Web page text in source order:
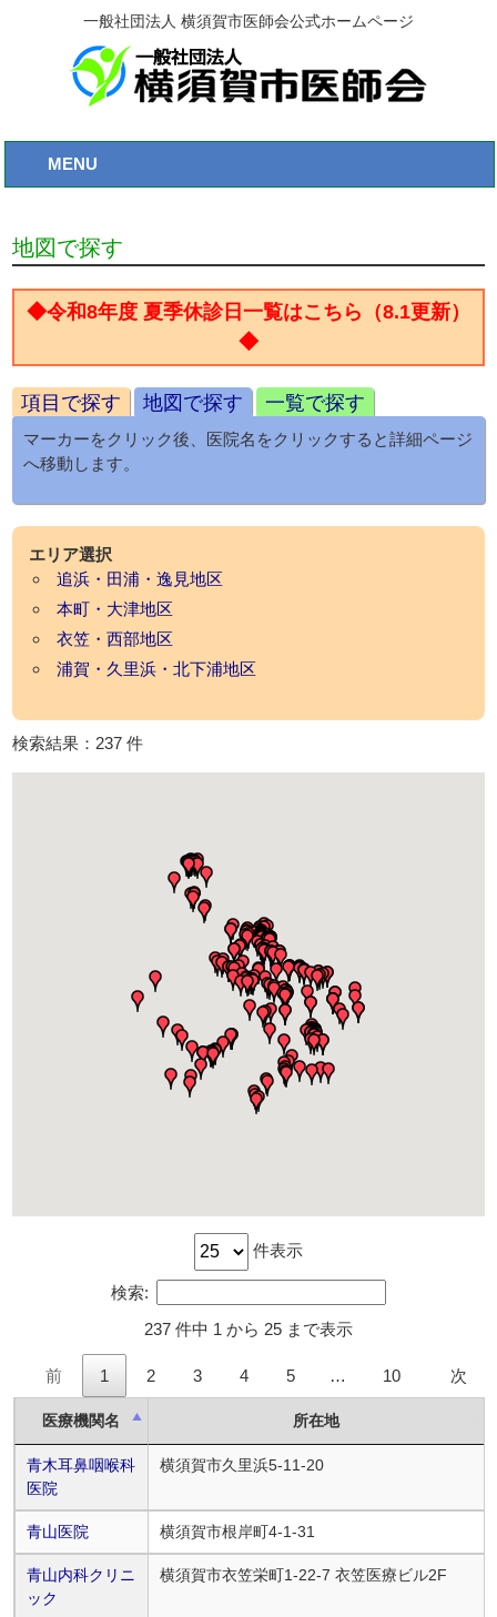
一般社団法人 横須賀市医師会公式ホームページ
MENU
地図で探す
◆令和8年度 夏季休診日一覧はこちら（8.1更新）
◆
項目で探す 地図で探す 一覧で探す
マーカーをクリック後、医院名をクリックすると詳細ページ
へ移動します。
エリア選択
追浜・田浦・逸見地区
本町・大津地区
衣笠・西部地区
浦賀・久里浜・北下浦地区
検索結果：237 件
件表示
検索:
237 件中 1 から 25 まで表示
前 1 2 3 4 5 … 10 次
医療機関名 所在地
青木耳鼻咽喉科
医院
横須賀市久里浜5-11-20
青山医院 横須賀市根岸町4-1-31
青山内科クリニ
ック
横須賀市衣笠栄町1-22-7 衣笠医療ビル2F